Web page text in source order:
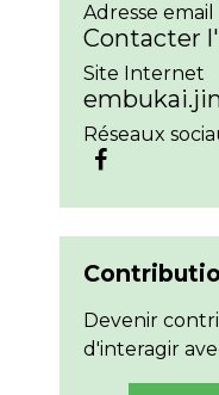
Adresse email
Contacter
Site Internet
Réseaux
Devenir
d'interagir